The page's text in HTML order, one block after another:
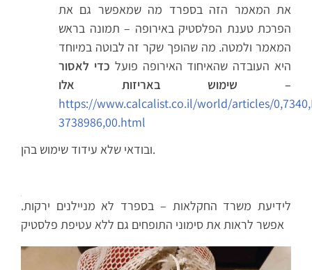
את המאמר הזה בספרד מה שמאפשר גם את
הפרכת טענת הפלסטיק באירופה – תמונה בראש
המאמר ולמטה. מה שהופך שקר זה לבוטה במיוחד
היא העובדה שהאיחוד האירופה פועל כדי לאסור
שימוש באריזות אלו –
https://www.calcalist.co.il/world/articles/
3738986,00.html
ובודאי שלא עידוד שימוש בהן.
לידיעת משרד החקלאות – בספרד לא מניילנים ירקות.
אפשר לראות את סימוני התופחים גם ללא עטיפת פלסטיק